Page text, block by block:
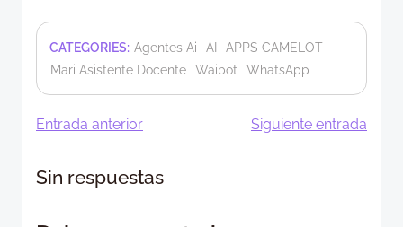
CATEGORIES: Agentes Ai AI
APPS CAMELOT
Mari Asistente Docente
Waibot WhatsApp
Navegación
de
Entrada anterior Siguiente entrada
Sin respuestas